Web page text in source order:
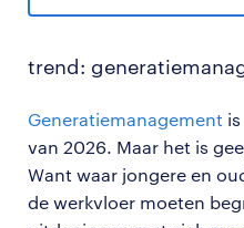
trend:
Generatiemanagement
van 2026. Maar het is
Want waar jongere en
de werkvloer moeten